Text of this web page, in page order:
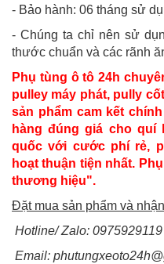
- Bảo hành: 06 tháng sử
- Chúng ta chỉ nên sử
thước chuẩn và các rãnh
Phụ tùng ô tô 24h
pulley máy phát, pully
sản phẩm cam kết
hàng đúng giá cho quí
quốc với cước phí rẻ,
hoạt thuận tiện nhất.
thương hiệu".
Đặt mua sản phẩm và
Hotline/ Zalo: 0975929119
Email: